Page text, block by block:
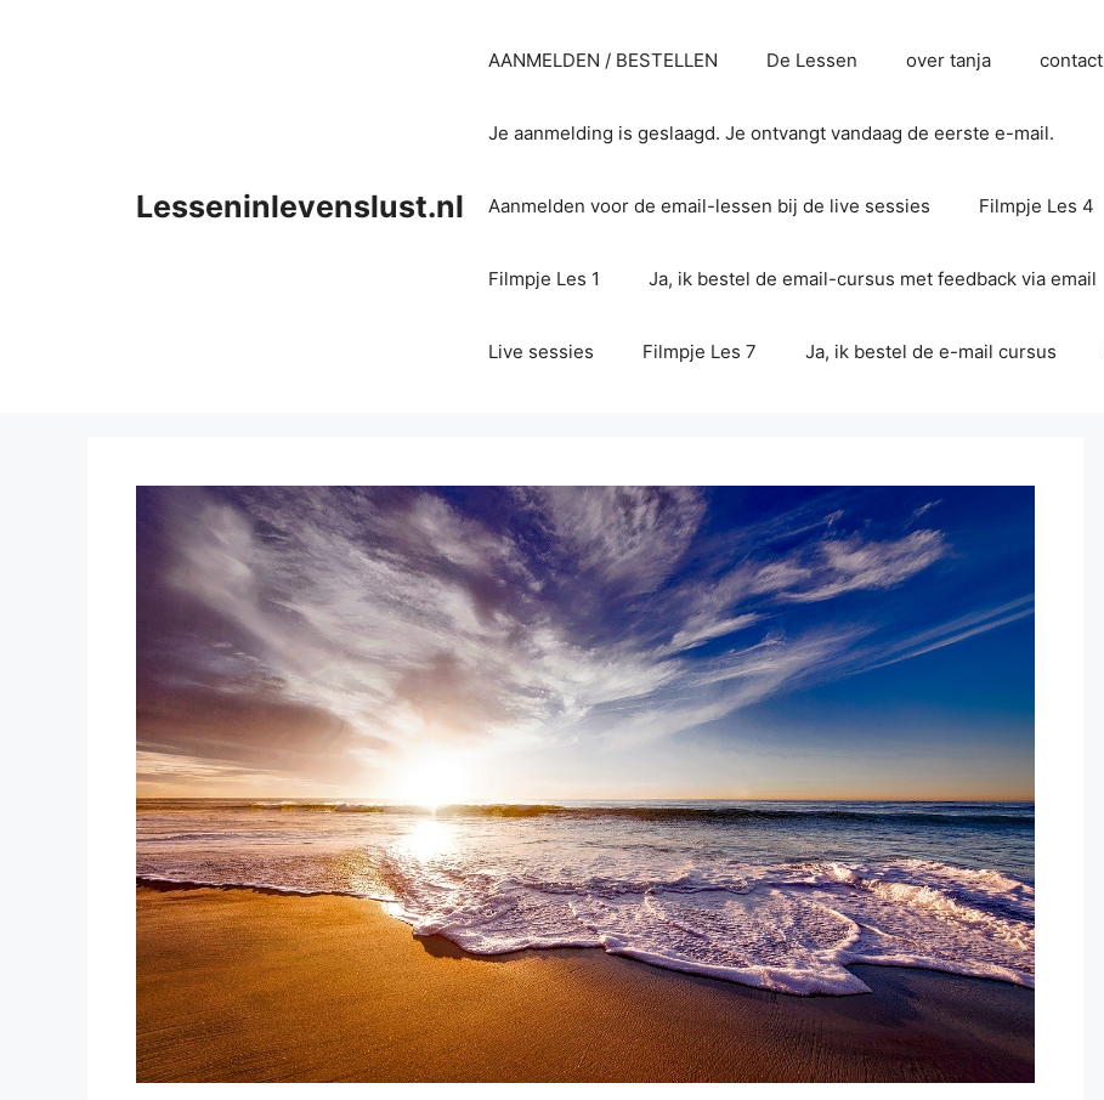
Lesseninlevenslust.nl
AANMELDEN / BESTELLEN De Lessen over tanja contact
Je aanmelding is geslaagd. Je ontvangt vandaag de eerste e-mail.
Aanmelden voor de email-lessen bij de live sessies Filmpje Les 4
Filmpje Les 1 Ja, ik bestel de email-cursus met feedback via email
Live sessies Filmpje Les 7 Ja, ik bestel de e-mail cursus